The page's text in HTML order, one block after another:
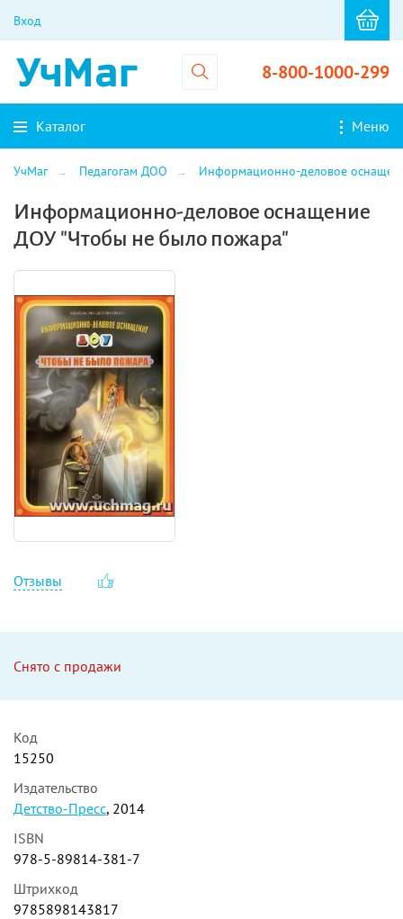
Вход
8-800-1000-299
Каталог Меню
УчМаг Педагогам ДОО Информационно-деловое
Информационно-деловое оснащение
ДОУ "Чтобы не было пожара"
Отзывы
Снято с продажи
Код
15250
Издательство
Детство-Пресс, 2014
ISBN
978-5-89814-381-7
Штрихкод
9785898143817